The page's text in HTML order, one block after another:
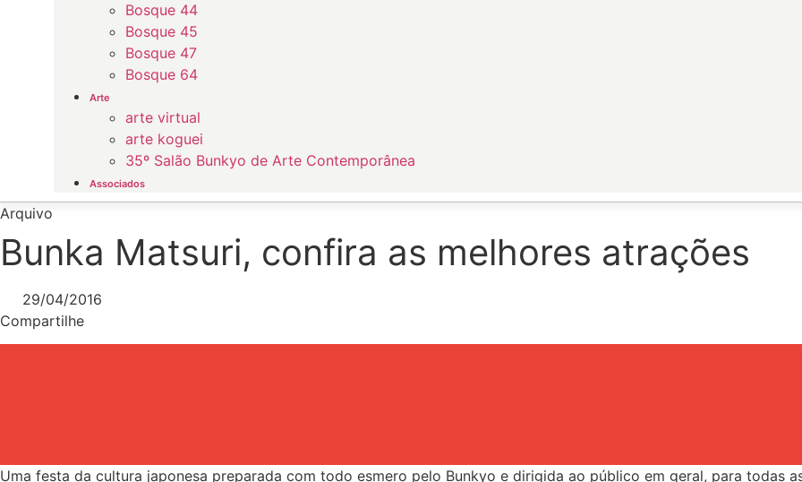
Bosque 44
Bosque 45
Bosque 47
Bosque 64
Arte
arte virtual
arte koguei
35º Salão Bunkyo de Arte Contemporânea
Associados
Arquivo
Bunka Matsuri, confira as melhores atrações
29/04/2016
Compartilhe
Uma festa da cultura japonesa preparada com todo esmero pelo Bunkyo e dirigida ao público em geral, para todas